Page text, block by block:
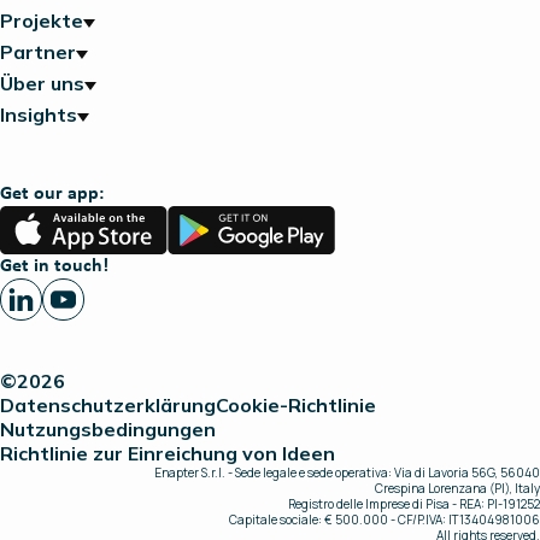
Projekte
Partner
Über uns
Insights
Get our app:
App
Store
Google
Play
Get in touch!
©2026
DatenschutzerklärungCookie-Richtlinie
Nutzungsbedingungen
Richtlinie zur Einreichung von Ideen
Enapter S.r.l. - Sede legale e sede operativa: Via di Lavoria 56G, 56040
Crespina Lorenzana (PI), Italy
Registro delle Imprese di Pisa - REA: PI-191252
Capitale sociale: € 500.000 - CF/P.IVA: IT13404981006
All rights reserved.